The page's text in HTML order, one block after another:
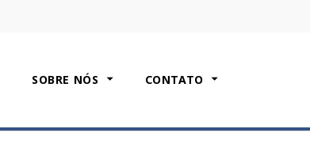
SOBRE NÓS CONTATO